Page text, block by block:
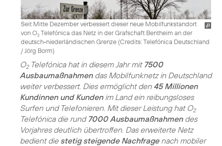
Seit Mitte Dezember verbessert dieser neue Mobilfunkstandort
von O2Telefónica das Netz in der Grafschaft Bentheim an der
deutsch-niederländischen Grenze (Credits: Telefónica Deutschland
/ Jörg Borm)
O2Telefónica hat in diesem Jahr mit 7500
Ausbaumaßnahmendas Mobilfunknetz in Deutschland
weiter verbessert. Dies ermöglicht den 45 Millionen
Kundinnen und Kundenim Land ein reibungsloses
Surfen und Telefonieren. Mit dieser Leistung hat O2
Telefónica die rund 7000 Ausbaumaßnahmendes
Vorjahres deutlich übertroffen. Das erweiterte Netz
bedient die stetig steigende Nachfragenach mobiler